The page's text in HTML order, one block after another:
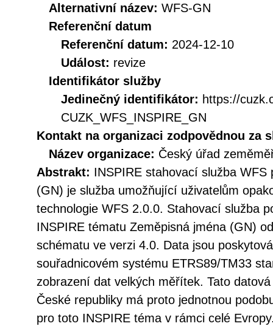
Alternativní název: WFS-GN
Referenční datum
Referenční datum: 2024-12-10
Událost: revize
Identifikátor služby
Jedinečný identifikátor: https://
CUZK_WFS_INSPIRE_GN
Kontakt na organizaci zodpovědnou za
Název organizace: Český úřad
Abstrakt: INSPIRE stahovací služba
(GN) je služba umožňující uživatelům
technologie WFS 2.0.0. Stahovací služba
INSPIRE tématu Zeměpisná jména (GN)
schématu ve verzi 4.0. Data jsou
souřadnicovém systému ETRS89/TM33
zobrazení dat velkých měřítek. Tato
České republiky má proto jednotnou
pro toto INSPIRE téma v rámci celé